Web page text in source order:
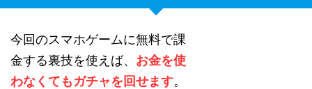
今回のスマホゲームに無料で課
金する裏技を使えば、 お金を使
わなくてもガチャを回せます。